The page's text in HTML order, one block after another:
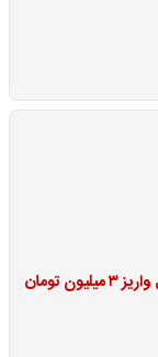
غافلگیری دارندگان سهام عدالت | احتمال واریز ۳ میلیون تومان